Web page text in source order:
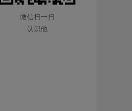
微信扫一扫
认识他